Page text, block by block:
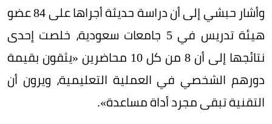
وأشار حبشي إلى أن دراسة حديثة أجراها على 84 عضو
هيئة تدريس في 5 جامعات سعودية، خلصت إحدى
نتائجها إلى أن 8 من كل 10 محاضرين «يثقون بقيمة
دورهم الشخصي في العملية التعليمية، ويرون أن
التقنية تبقى مجرد أداة مساعدة».